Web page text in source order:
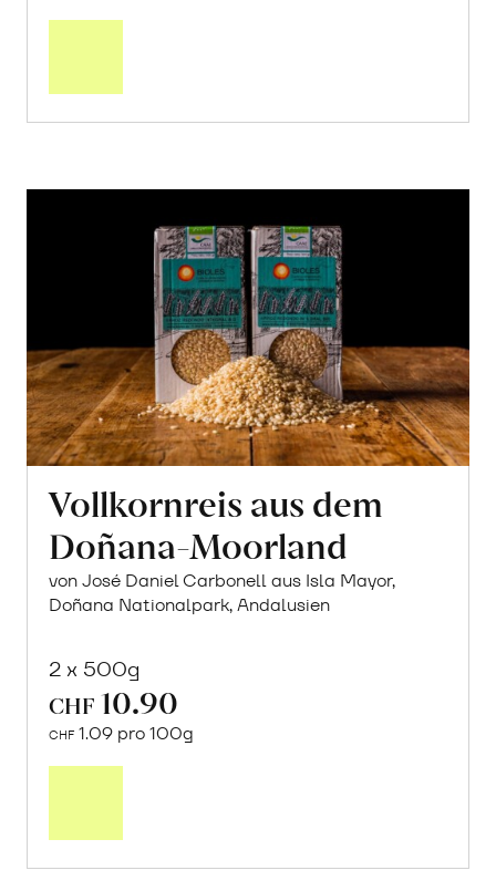
Vollkornreis aus dem
Doñana-Moorland
von José Daniel Carbonell aus Isla Mayor,
Doñana Nationalpark, Andalusien
2 x 500g
CHF 10.90
CHF 1.09 pro 100g